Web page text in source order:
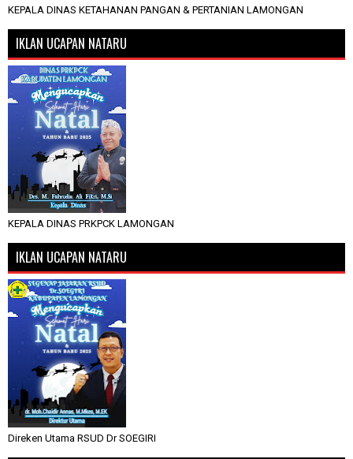
KEPALA DINAS KETAHANAN PANGAN & PERTANIAN LAMONGAN
IKLAN UCAPAN NATARU
KEPALA DINAS PRKPCK LAMONGAN
IKLAN UCAPAN NATARU
Direken Utama RSUD Dr SOEGIRI